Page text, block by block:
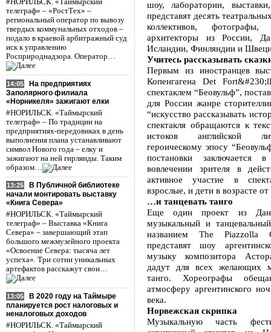
телеграф» – «РостТех» –
региональный оператор по вывозу
твердых коммунальных отходов –
подало в краевой арбитражный суд
иск к управлению
Росприроднадзора. Оператор…
14:05
На предприятиях
Заполярного филиала
«Норникеля» зажигают елки
#НОРИЛЬСК. «Таймырский
телеграф» – По традиции на
предприятиях-передовиках в день
выполнения плана устанавливают
символ Нового года – елку и
зажигают на ней гирлянды. Таким
образом…
13:25
В Публичной библиотеке
начали монтировать выставку
«Книга Севера»
#НОРИЛЬСК. «Таймырский
телеграф» – Выставка «Книга
Севера» – завершающий этап
большого межмузейного проекта
«Освоение Севера: тысяча лет
успеха». Три сотни уникальных
артефактов расскажут свои…
13:05
В 2020 году на Таймыре
планируется рост налоговых и
неналоговых доходов
#НОРИЛЬСК. «Таймырский
шоу, лаборатории,
представят десять
коллективов,
архитекторы из России,
Исландии, Финляндии и
Учитесь рассказывать
Первым из иностранцев
Копенгагена Det
спектаклем “Беовульф”,
для России жанре
“искусство рассказывать
спектакля обращаются к
истоков английской
героическому эпосу
постановки заключается
вовлечении зрителя в
активное участие в
взрослые, и дети в возрасте
…и танцевать танго
Еще один проект из
музыкальный и
названием The Piazzolla
представят шоу
музыку композитора
дадут для всех желающих
танго. Хореографы
атмосферу аргентинского
века.
Норвежская скрипка
Музыкальную часть